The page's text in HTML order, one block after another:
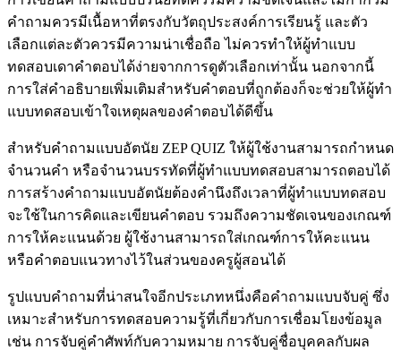
คำถามควรมีเนื้อหาที่ตรงกับวัตถุประสงค์การเรียนรู้ และตัว
เลือกแต่ละตัวควรมีความน่าเชื่อถือ ไม่ควรทำให้ผู้ทำแบบ
ทดสอบเดาคำตอบได้ง่ายจากการดูตัวเลือกเท่านั้น นอกจากนี้
การใส่คำอธิบายเพิ่มเติมสำหรับคำตอบที่ถูกต้องก็จะช่วยให้ผู้ทำ
แบบทดสอบเข้าใจเหตุผลของคำตอบได้ดีขึ้น
สำหรับคำถามแบบอัตนัย ZEP QUIZ ให้ผู้ใช้งานสามารถกำหนด
จำนวนคำ หรือจำนวนบรรทัดที่ผู้ทำแบบทดสอบสามารถตอบได้
การสร้างคำถามแบบอัตนัยต้องคำนึงถึงเวลาที่ผู้ทำแบบทดสอบ
จะใช้ในการคิดและเขียนคำตอบ รวมถึงความชัดเจนของเกณฑ์
การให้คะแนนด้วย ผู้ใช้งานสามารถใส่เกณฑ์การให้คะแนน
หรือคำตอบแนวทางไว้ในส่วนของครูผู้สอนได้
รูปแบบคำถามที่น่าสนใจอีกประเภทหนึ่งคือคำถามแบบจับคู่ ซึ่ง
เหมาะสำหรับการทดสอบความรู้ที่เกี่ยวกับการเชื่อมโยงข้อมูล
เช่น การจับคู่คำศัพท์กับความหมาย การจับคู่ชื่อบุคคลกับผล